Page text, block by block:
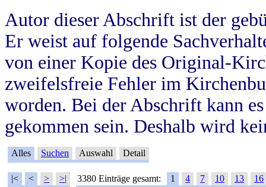
Autor dieser Abschrift ist der
Er weist auf folgende
von einer Kopie des Original-
zweifelsfreie Fehler im
worden. Bei der Abschrift kann
gekommen sein. Deshalb wird
Alles Suchen Auswahl Detail
|< < > >| 3380 Einträge gesamt: 1 4 7 10 13
16